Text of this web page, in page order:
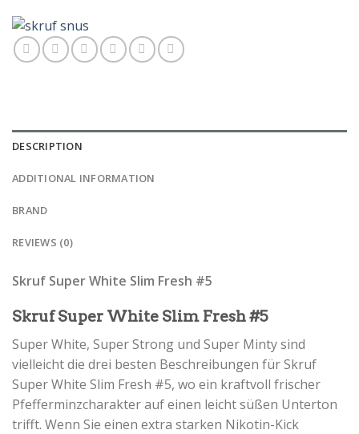
DESCRIPTION
ADDITIONAL INFORMATION
BRAND
REVIEWS (0)
Skruf Super White Slim Fresh #5
Skruf Super White Slim Fresh #5
Super White, Super Strong und Super Minty sind
vielleicht die drei besten Beschreibungen für Skruf
Super White Slim Fresh #5, wo ein kraftvoll frischer
Pfefferminzcharakter auf einen leicht süßen Unterton
trifft. Wenn Sie einen extra starken Nikotin-Kick